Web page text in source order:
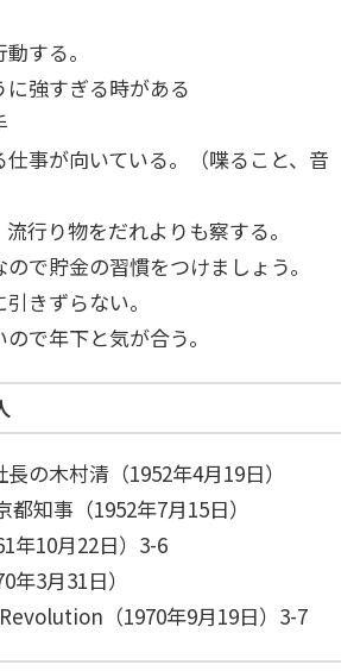
する。
に強すぎる時がある
仕事が向いている。（喋ること、音
行り物をだれよりも察する。
で貯金の習慣をつけましょう。
きずらない。
で年下と気が合う。
の木村清（1952年4月19日）
都知事（1952年7月15日）
年10月22日）3-6
年3月31日）
Revolution（1970年9月19日）3-7